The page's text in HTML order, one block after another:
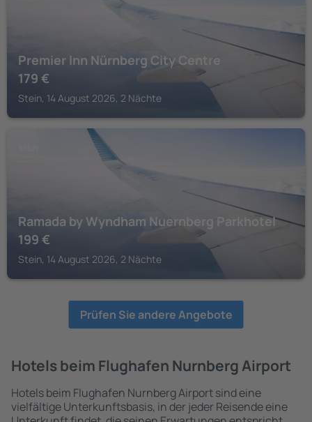
Premier Inn Nürnberg City Centre
179 €
Stein, 14 August 2026, 2 Nächte
Ramada by Wyndham Nuernberg Parkhotel
199 €
Stein, 14 August 2026, 2 Nächte
Prüfen Sie andere Angebote
Hotels beim Flughafen Nurnberg Airport
Hotels beim Flughafen Nurnberg Airport sind eine
vielfältige Unterkunftsbasis, in der jeder Reisende eine